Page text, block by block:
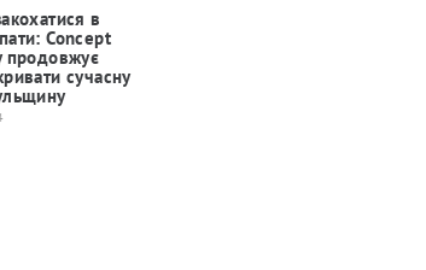
в
Concept
продовжує
сучасну